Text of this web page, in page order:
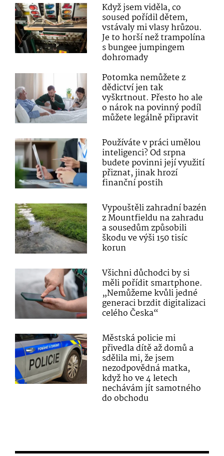
Když jsem viděla, co
soused pořídil dětem,
vstávaly mi vlasy hrůzou.
Je to horší než trampolína
s bungee jumpingem
dohromady
Potomka nemůžete z
dědictví jen tak
vyškrtnout. Přesto ho ale
o nárok na povinný podíl
můžete legálně připravit
Používáte v práci umělou
inteligenci? Od srpna
budete povinni její využití
přiznat, jinak hrozí
finanční postih
Vypouštěli zahradní bazén
z Mountfieldu na zahradu
a sousedům způsobili
škodu ve výši 150 tisíc
korun
Všichni důchodci by si
měli pořídit smartphone.
„Nemůžeme kvůli jedné
generaci brzdit digitalizaci
celého Česka“
Městská policie mi
přivedla dítě až domů a
sdělila mi, že jsem
nezodpovědná matka,
když ho ve 4 letech
nechávám jít samotného
do obchodu